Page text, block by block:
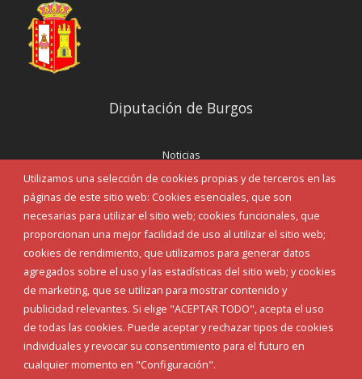
Utilizamos una selección de cookies propias y de terceros en las
páginas de este sitio web: Cookies esenciales, que son
necesarias para utilizar el sitio web; cookies funcionales, que
proporcionan una mejor facilidad de uso al utilizar el sitio web;
cookies de rendimiento, que utilizamos para generar datos
agregados sobre el uso y las estadísticas del sitio web; y cookies
de marketing, que se utilizan para mostrar contenido y
publicidad relevantes. Si elige "ACEPTAR TODO", acepta el uso
de todas las cookies. Puede aceptar y rechazar tipos de cookies
individuales y revocar su consentimiento para el futuro en
cualquier momento en "Configuración".
Diputación de Burgos
Noticias
Eventos
Corporación Municipal
Teléfonos de interés
INICIAR SESIÓN
MAPA WEB